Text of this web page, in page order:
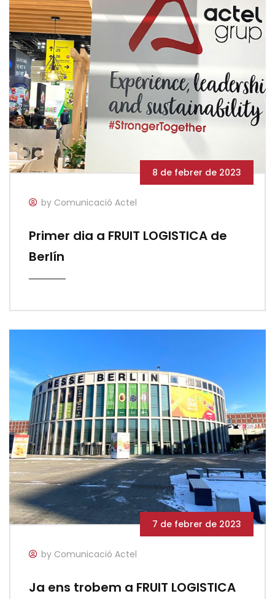
8 de febrer de 2023
by Comunicació Actel
Primer dia a FRUIT LOGISTICA de
Berlín
7 de febrer de 2023
by Comunicació Actel
Ja ens trobem a FRUIT LOGISTICA